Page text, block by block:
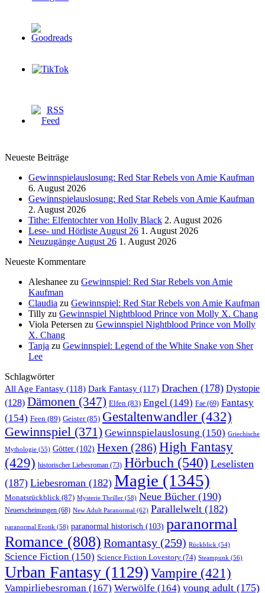
Neueste Beiträge
Gewinnspielauslosung: Red Star Rebels von Amie Kaufman
6. August 2026
Gewinnspielauslosung: Red Star Rebels von Amie Kaufman
2. August 2026
Tithe: Elfentochter von Holly Black 2. August 2026
Lese- und Hörliste August 26 1. August 2026
Neuzugänge August 26 1. August 2026
Neueste Kommentare
Aleshanee zu Gewinnspiel: Red Star Rebels von Amie
Kaufman
Claudia zu Gewinnspiel: Red Star Rebels von Amie Kaufman
Tilly zu Gewinnspiel Nightblood Prince von Molly X. Chang
Viola Petersen zu Gewinnspiel Nightblood Prince von Molly
X. Chang
Tanja zu Gewinnspiel: Legend of the White Snake von Sher
Lee
Schlagwörter
All Age Fantasy (118) Dark Fantasy (117) Drachen (178) Dystopie
(128) Dämonen (347) Elfen (83) Engel (149) Fae (69) Fantasy
(154) Feen (89) Geister(85) Gestaltenwandler (432)
Gewinnspiel (371) Gewinnspielauslosung (150) Griechische
Mythologie (55) Götter (102) Hexen (286) High Fantasy
(429) historischer Liebesroman (73) Hörbuch (540) Leselisten
(187) Liebesroman (182) Magie (1345)
Monatsrückblick (87) Mysterie Thriller (58) Neue Bücher (190)
Neuerscheinungen (68) New Adult Paranormal (62) Parallelwelt (182)
paranormal Erotik (58) paranormal historisch (103) paranormal
Romance (808) Romantasy (259) Rückblick (54)
Science Fiction (150) Science Fiction Lovestory (74) Steampunk (56)
Urban Fantasy (1129) Vampire (421)
Vampirliebesroman (167) Werwölfe (164) young adult (175)